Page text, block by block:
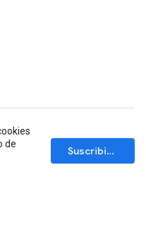
de
Suscribirse